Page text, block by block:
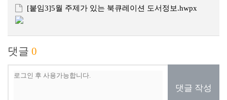
[붙임3]5월 주제가 있는 북큐레이션 도서정보.hwpx
댓글 0
댓글 작성